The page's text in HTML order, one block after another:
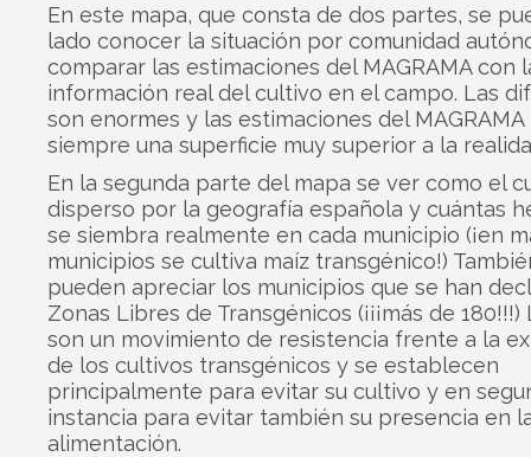
En este mapa, que consta de dos partes, se
lado conocer la situación por comunidad
comparar las estimaciones del MAGRAMA con
información real del cultivo en el campo. Las
son enormes y las estimaciones del MAGRAMA
siempre una superficie muy superior a la
En la segunda parte del mapa se ver como el
disperso por la geografía española y cuántas
se siembra realmente en cada municipio (¡en
municipios se cultiva maíz transgénico!)
pueden apreciar los municipios que se han
Zonas Libres de Transgénicos (¡¡¡más de 180!!!)
son un movimiento de resistencia frente a la
de los cultivos transgénicos y se establecen
principalmente para evitar su cultivo y en
instancia para evitar también su presencia en
alimentación.